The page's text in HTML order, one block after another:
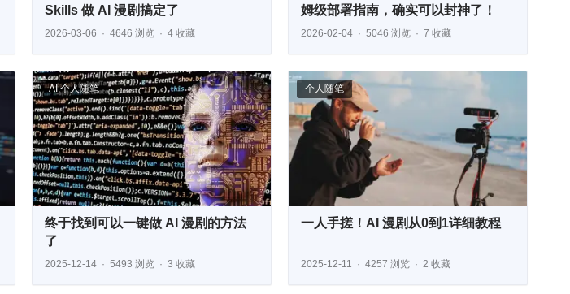
Skills 做 AI 漫剧搞定了
2026-03-06 4646 浏览 4 收藏
姆级部署指南，确实可以封神了！
2026-02-04 5046 浏览 7 收藏
AI,个人随笔
终于找到可以一键做 AI 漫剧的方法
了
2025-12-14 5493 浏览 3 收藏
个人随笔
一人手搓！AI 漫剧从0到1详细教程
2025-12-11 4257 浏览 2 收藏